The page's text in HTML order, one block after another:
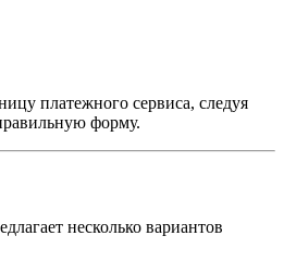
платежного сервиса, следуя
форму.
несколько вариантов